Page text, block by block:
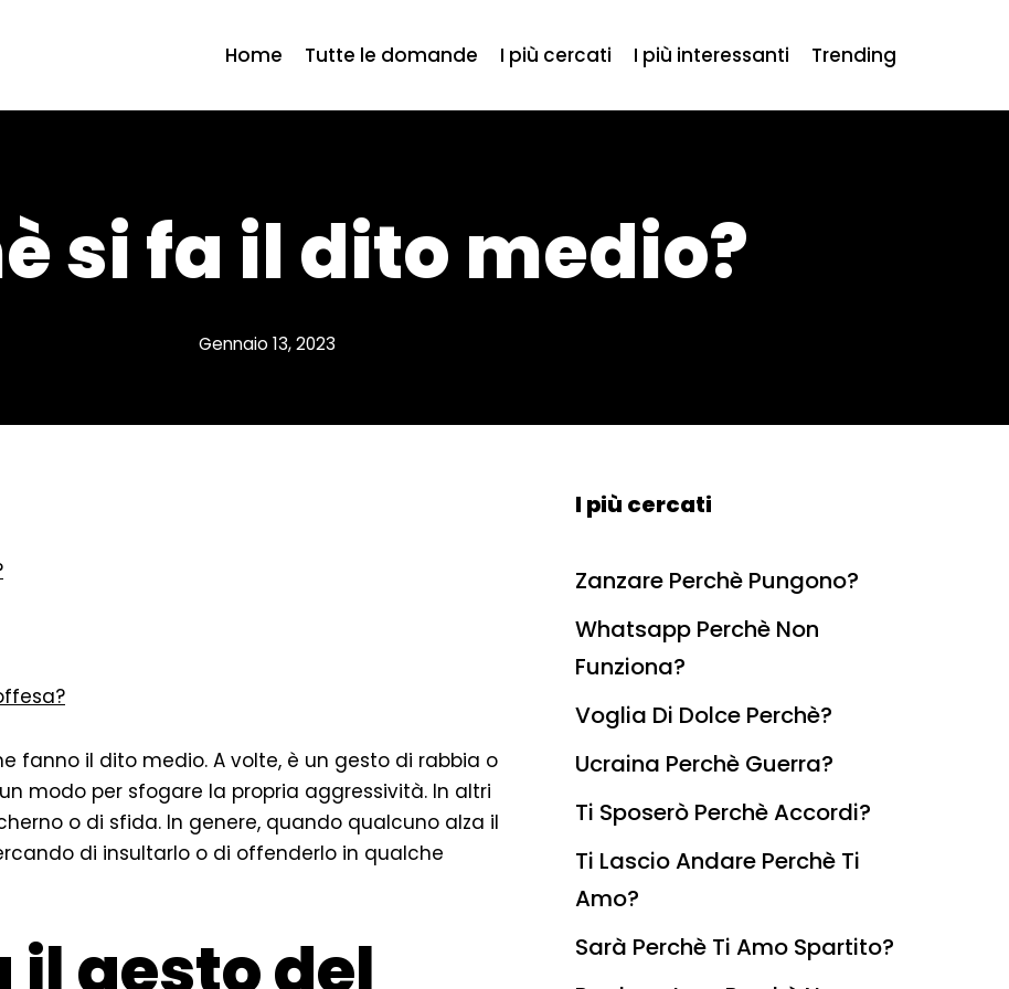
Home Tutte le domande I più cercati I più interessanti Trending
si fa il dito medio?
Gennaio 13, 2023
fanno il dito medio. A volte, è un gesto di rabbia o
modo per sfogare la propria aggressività. In altri
o di sfida. In genere, quando qualcuno alza il
di insultarlo o di offenderlo in qualche
il gesto del
I più cercati
Zanzare Perchè Pungono?
Whatsapp Perchè Non
Funziona?
Voglia Di Dolce Perchè?
Ucraina Perchè Guerra?
Ti Sposerò Perchè Accordi?
Ti Lascio Andare Perchè Ti
Amo?
Sarà Perchè Ti Amo Spartito?